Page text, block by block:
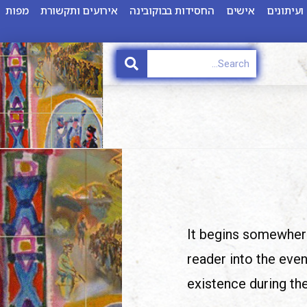
אישים החסידות בבוקובינה אירועים ותקשורת מפות
It begins
reader into the
existence during